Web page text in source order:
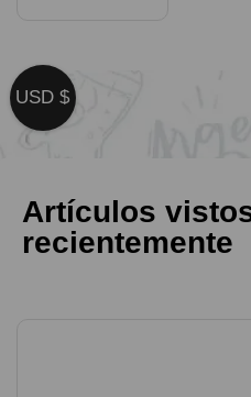
Artículos
recientemente
USD $